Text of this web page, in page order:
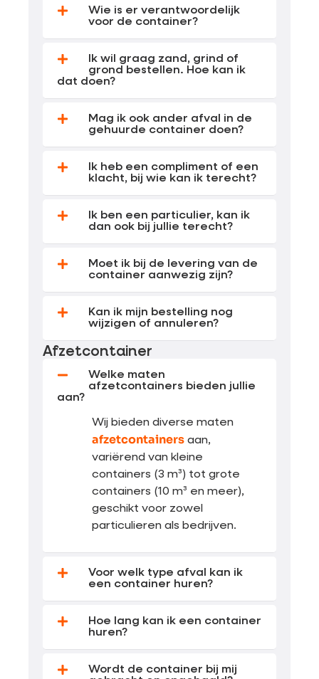
Wie is er verantwoordelijk
voor de container?
Ik wil graag zand, grind of
grond bestellen. Hoe kan ik
dat doen?
Mag ik ook ander afval in de
gehuurde container doen?
Ik heb een compliment of een
klacht, bij wie kan ik terecht?
Ik ben een particulier, kan ik
dan ook bij jullie terecht?
Moet ik bij de levering van de
container aanwezig zijn?
Kan ik mijn bestelling nog
wijzigen of annuleren?
Afzetcontainer
Welke maten
afzetcontainers bieden jullie
aan?
Wij bieden diverse maten
afzetcontainers aan,
variërend van kleine
containers (3 m³) tot grote
containers (10 m³ en meer),
geschikt voor zowel
particulieren als bedrijven.
Voor welk type afval kan ik
een container huren?
Hoe lang kan ik een container
huren?
Wordt de container bij mij